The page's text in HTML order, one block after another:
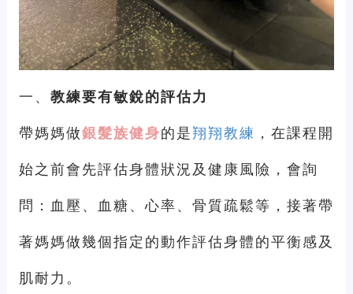
一、 教練要有敏銳的評估力
帶媽媽做銀髮族健身的是翔翔教練 ，在課程開
始之前會先評估身體狀況及健康風險，會詢
問：血壓、血糖、心率、骨質疏鬆等，接著帶
著媽媽做幾個指定的動作評估身體的平衡感及
肌耐力。